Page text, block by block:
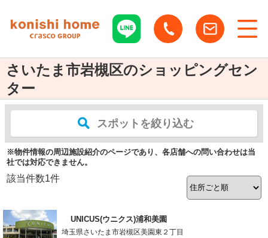
さいたま市岩槻区のショッピングセン
ター
スポットを絞り込む
※物件情報の周辺施設紹介のページであり、各店舗への問い合わせは当
社では対応できません。
該当件数1件
UNICUS(ウニクス)浦和美園
埼玉県さいたま市岩槻区美園東２丁目